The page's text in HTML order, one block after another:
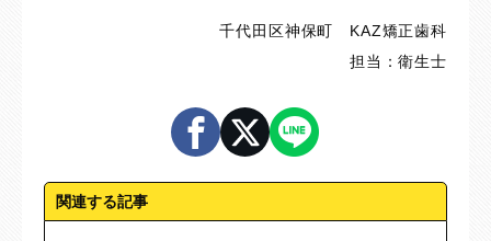
千代田区神保町 KAZ矯正歯科
担当：衛生士
関連する記事